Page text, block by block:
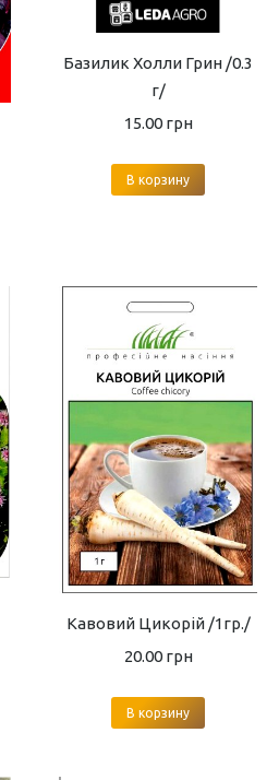
Базилик Холли Грин /0.3
г/
15.00 грн
В корзину
Кавовий Цикорій /1гр./
20.00 грн
В корзину